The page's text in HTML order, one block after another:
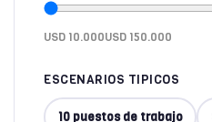
USD 10.000USD 150.000
ESCENARIOS TIPICOS
10 puestos de trabajo